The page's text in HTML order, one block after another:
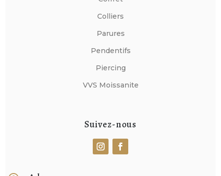
Colliers
Parures
Pendentifs
Piercing
VVS Moissanite
Suivez-nous